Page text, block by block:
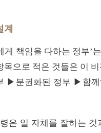
게 책임을 다하는 정부’
목으로 적은 것들은 이
분권화된 정부 ▶함께
은 일 자체를 잘하는